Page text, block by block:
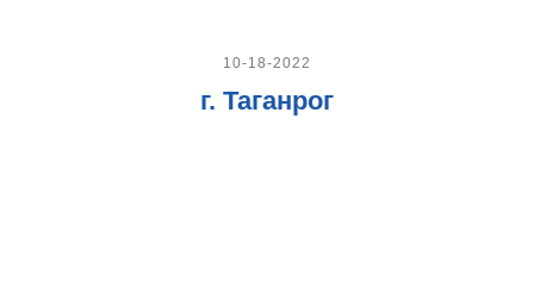
10-18-2022
г. Таганрог